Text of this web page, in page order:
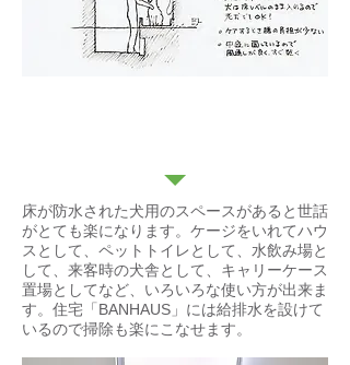
床が防水された犬用のスペースがあると世話
がとても楽になります。ケージをいれてハウ
スとして、ペットトイレとして、水飲み場と
して、来客時の犬舎として、キャリーケース
置場としてなど、いろいろな使い方が出来ま
す。住宅「BANHAUS」には給排水を設けて
いるので掃除も楽にこなせます。